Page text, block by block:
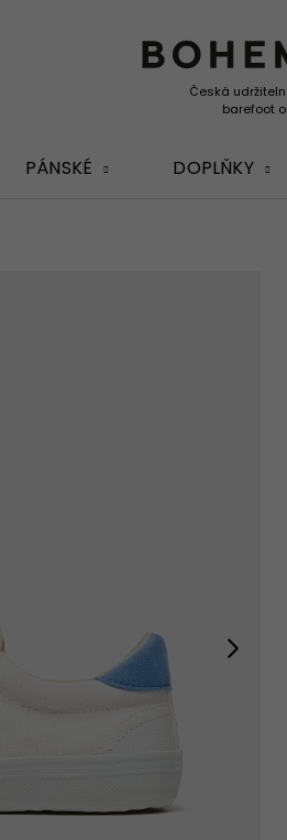
PÁNSKÉ DOPLŇKY
Next